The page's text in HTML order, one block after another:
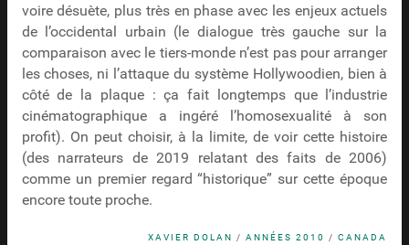
voire désuète, plus très en phase avec les enjeux actuels
de l’occidental urbain (le dialogue très gauche sur la
comparaison avec le tiers-monde n’est pas pour arranger
les choses, ni l’attaque du système Hollywoodien, bien à
côté de la plaque : ça fait longtemps que l’industrie
cinématographique a ingéré l’homosexualité à son
profit). On peut choisir, à la limite, de voir cette histoire
(des narrateurs de 2019 relatant des faits de 2006)
comme un premier regard “historique” sur cette époque
encore toute proche.
XAVIER DOLAN /ANNÉES 2010 /CANADA